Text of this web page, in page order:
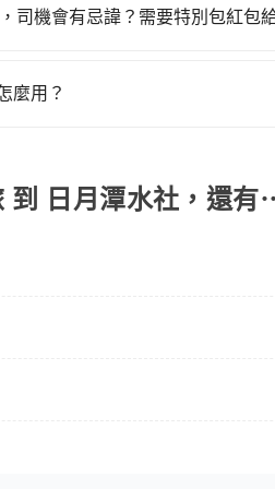
也不用告知付款完畢，一切都能
便宜，但缺點就是多數要匯款並
就只能乘坐8位乘客，如果要
一台九人座與一台小轎車比較划
司機會有忌諱？需要特別包紅包
業，建議在訂車前先向客服詢問
麼用？
日月潭水社，還